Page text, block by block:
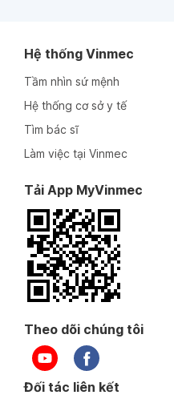
Hệ thống Vinmec
Tầm nhìn sứ mệnh
Hệ thống cơ sở y tế
Tìm bác sĩ
Làm việc tại Vinmec
Tải App MyVinmec
Theo dõi chúng tôi
Đối tác liên kết